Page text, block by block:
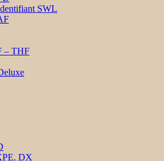
SWL
– THF
DX